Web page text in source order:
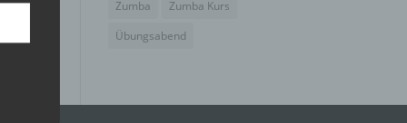
Zumba
Zumba Kurs
Übungsabend